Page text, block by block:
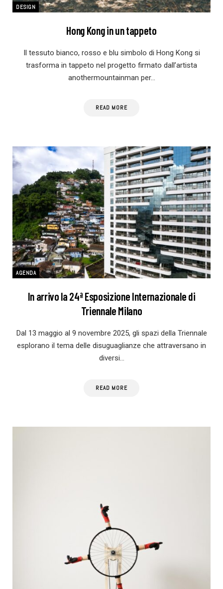
DESIGN
Hong Kong in un tappeto
Il tessuto bianco, rosso e blu simbolo di Hong Kong si
trasforma in tappeto nel progetto firmato dall’artista
anothermountainman per…
READ MORE
AGENDA
In arrivo la 24ª Esposizione Internazionale di
Triennale Milano
Dal 13 maggio al 9 novembre 2025, gli spazi della Triennale
esplorano il tema delle disuguaglianze che attraversano in
diversi…
READ MORE